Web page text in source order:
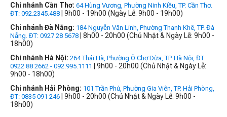
Chi nhánh Cần Thơ: 64 Hùng Vương, Phường Ninh Kiều, TP. Cần Thơ.
ĐT: 092.2345.488 | 9h00 - 19h00 (Ngày Lễ: 9h00 - 19h00)
Chi nhánh Đà Nẵng: 184 Nguyễn Văn Linh, Phường Thanh Khê, TP. Đà
Nẵng. ĐT: 0927 28 5678 | 8h00 - 20h00 (Chủ Nhật & Ngày Lễ: 9h00 -
18h00)
Chi nhánh Hà Nội: 264 Thái Hà, Phường Ô Chợ Dừa, TP. Hà Nội, ĐT:
0922 88 2662 - 092.995.1111
| 9h00 - 20h00 (Chủ Nhật & Ngày Lễ:
9h00 - 18h00)
Chi nhánh Hải Phòng: 101 Trần Phú, Phường Gia Viên, TP. Hải Phòng,
ĐT: 0835 091 246 | 9h00 - 20h00 (Chủ Nhật & Ngày Lễ: 9h00 -
18h00)